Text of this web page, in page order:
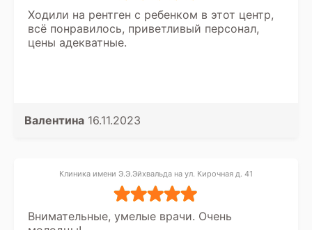
Ходили на рентген с ребенком в этот центр,
всё понравилось, приветливый персонал,
цены адекватные.
Валентина 16.11.2023
Клиника имени Э.Э.Эйхвальда на ул. Кирочная д. 41
Внимательные, умелые врачи. Очень